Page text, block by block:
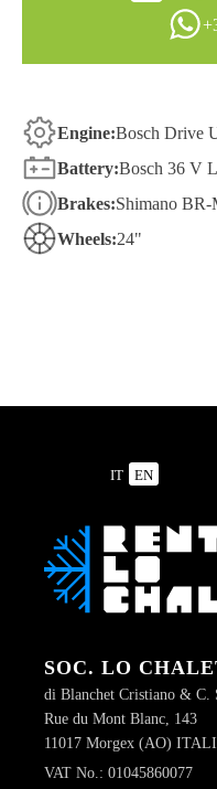
Engine:Bosch Drive
Battery:Bosch 36 V
Brakes:Shimano
Wheels:24"
IT EN
SOC. LO
di Blanchet Cristiano & C.
Rue du Mont Blanc, 143
11017 Morgex (AO)
VAT No.: 01045860077